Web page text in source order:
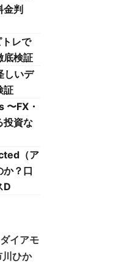
判
レで
底検証
しいデ
証
FX・
投資な
（ア
か？口
D
イアモ
川ひか